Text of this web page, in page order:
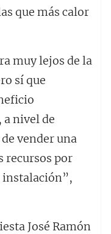
que más calor
muy lejos de la
sí que
nivel de
vender una
recursos por
instalación”,
José Ramón